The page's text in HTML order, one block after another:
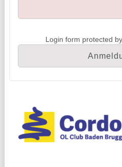
Login form protected by